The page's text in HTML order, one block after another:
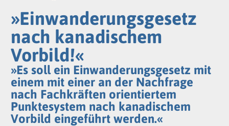
»Einwanderungsgesetz
nach kanadischem
Vorbild!«
»Es soll ein Einwanderungsgesetz mit
einem mit einer an der Nachfrage
nach Fachkräften orientiertem
Punktesystem nach kanadischem
Vorbild eingeführt werden.«